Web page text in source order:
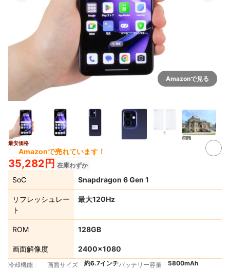
Amazonで見る
6+
最安価格
Amazonで売れています！
35,282円 在庫わずか
SoC Snapdragon 6 Gen 1
リフレッシュレー
ト
最大120Hz
ROM 128GB
画面解像度 2400×1080
冷却機能 画面サイズ 約6.7インチバッテリー容量
5800mAh